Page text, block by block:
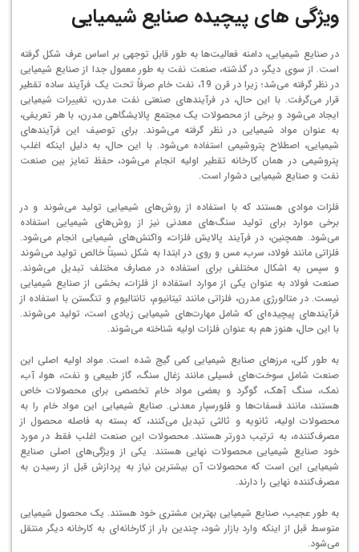
ویژگی های پیچیده صنایع شیمیایی
در صنایع شیمیایی، دامنه فعالیت‌ها به طور قابل توجهی بر اساس عرف شکل گرفته
است. از سوی دیگر، در گذشته، صنعت نفت به طور معمول جدا از صنایع شیمیایی
در نظر گرفته می‌شد؛ زیرا در قرن 19، نفت خام صرفاً تحت یک فرآیند ساده تقطیر
قرار می‌گرفت. با این حال، در فرآیندهای صنعتی نفت مدرن، تغییرات شیمیایی
ایجاد می‌شود و برخی از محصولات یک مجتمع پالایشگاهی مدرن، با هر تعریفی،
به عنوان مواد شیمیایی در نظر گرفته می‌شوند. برای توصیف این فرآیندهای
شیمیایی، اصطلاح پتروشیمی استفاده می‌شود. با این حال، به دلیل اینکه اغلب
پتروشیمی در همان کارخانه تقطیر اولیه انجام می‌شود، حفظ تمایز بین صنعت
نفت و صنایع شیمیایی دشوار است.
فلزات موادی هستند که با استفاده از روش‌های شیمیایی تولید می‌شوند و در
برخی موارد برای تولید سنگ‌های معدنی نیز از روش‌های شیمیایی استفاده
می‌شود. همچنین، در فرآیند پالایش فلزات، واکنش‌های شیمیایی انجام می‌شود.
فلزاتی مانند فولاد، سرب، مس و روی در ابتدا به شکل نسبتاً خالص تولید می‌شوند
و سپس به اشکال مختلفی برای استفاده در مصارف مختلف تبدیل می‌شوند.
صنعت فولاد به عنوان یکی از موارد استفاده از فلزات، بخشی از صنایع شیمیایی
نیست. در متالورژی مدرن، فلزاتی مانند تیتانیوم، تانتالیوم و تنگستن با استفاده از
فرآیندهای پیچیده‌ای که شامل مهارت‌های شیمیایی زیادی است، تولید می‌شوند.
با این حال، هنوز هم به عنوان فلزات اولیه شناخته می‌شوند.
به طور کلی، مرزهای صنایع شیمیایی کمی گیج شده است. مواد اولیه اصلی این
صنعت شامل سوخت‌های فسیلی مانند زغال سنگ، گاز طبیعی و نفت، هوا، آب،
نمک، سنگ آهک، گوگرد و بعضی مواد خام تخصصی برای محصولات خاص
هستند، مانند فسفات‌ها و فلورسپار معدنی. صنایع شیمیایی این مواد خام را به
محصولات اولیه، ثانویه و ثالثی تبدیل می‌کنند، که بسته به فاصله محصول از
مصرف‌کننده، به ترتیب دورتر هستند. محصولات این صنعت اغلب فقط در مورد
خود صنایع شیمیایی محصولات نهایی هستند. یکی از ویژگی‌های اصلی صنایع
شیمیایی این است که محصولات آن بیشترین نیاز به پردازش قبل از رسیدن به
مصرف‌کننده نهایی را دارند.
به طور عجیب، صنایع شیمیایی بهترین مشتری خود هستند. یک محصول شیمیایی
متوسط قبل از اینکه وارد بازار شود، چندین بار از کارخانه‌ای به کارخانه دیگر منتقل
می‌شود.